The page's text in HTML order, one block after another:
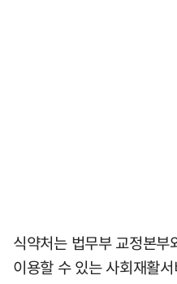
식약처는 법무부 교정본
이용할 수 있는 사회재활